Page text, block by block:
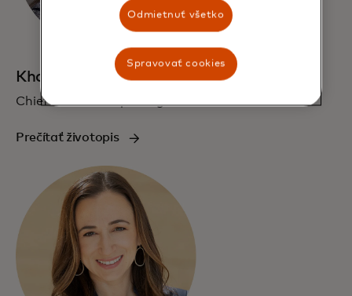
Khatija Haque
Chief Economist pre región EEMEA
Prečítať životopis
Odmietnuť všetko
Spravovať cookies